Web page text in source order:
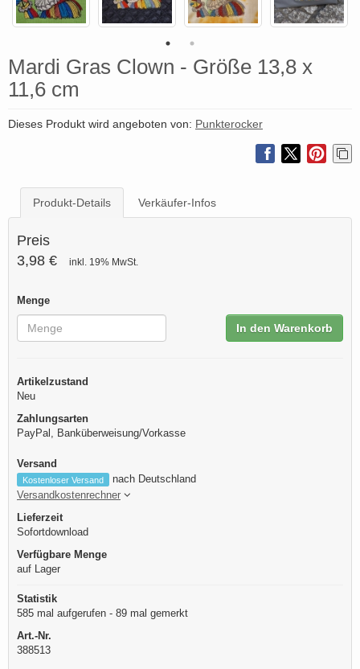
Mardi Gras Clown - Größe 13,8 x
11,6 cm
Dieses Produkt wird angeboten von: Punkterocker
Produkt-Details Verkäufer-Infos
Preis
3,98 €
inkl. 19% MwSt.
Menge
In den Warenkorb
Artikelzustand
Neu
Zahlungsarten
PayPal, Banküberweisung/Vorkasse
Versand
Kostenloser Versand
nach Deutschland
Versandkostenrechner
Lieferzeit
Sofortdownload
Verfügbare Menge
auf Lager
Statistik
585 mal aufgerufen - 89 mal gemerkt
Art.-Nr.
388513